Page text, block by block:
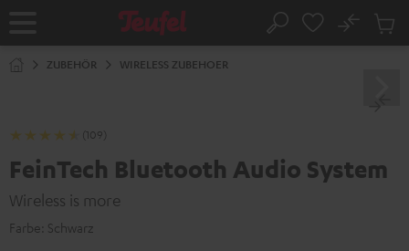
Startseite Suche
No
ZUBEHÖR WIRELESS ZUBEHOER
(109)
FeinTech Bluetooth Audio System
Wireless is more
Farbe: Schwarz